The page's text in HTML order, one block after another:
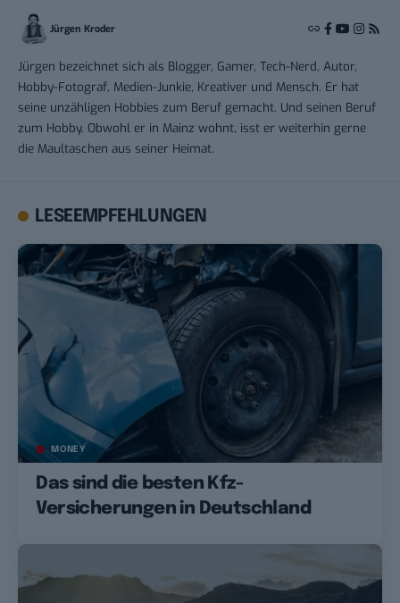
Jürgen Kroder
Jürgen bezeichnet sich als Blogger, Gamer, Tech-Nerd, Autor,
Hobby-Fotograf, Medien-Junkie, Kreativer und Mensch. Er hat
seine unzähligen Hobbies zum Beruf gemacht. Und seinen Beruf
zum Hobby. Obwohl er in Mainz wohnt, isst er weiterhin gerne
die Maultaschen aus seiner Heimat.
LESEEMPFEHLUNGEN
MONEY
Das sind die besten Kfz-
Versicherungen in Deutschland